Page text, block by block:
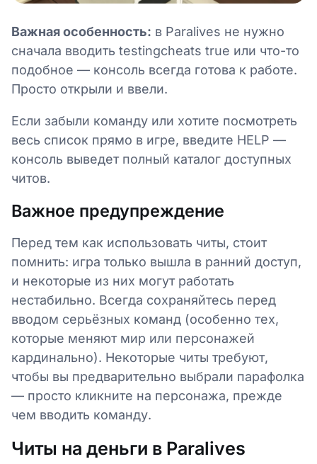
Важная особенность: в Paralives не нужно
сначала вводить testingcheats true или что-то
подобное — консоль всегда готова к работе.
Просто открыли и ввели.
Если забыли команду или хотите посмотреть
весь список прямо в игре, введите HELP —
консоль выведет полный каталог доступных
читов.
Важное предупреждение
Перед тем как использовать читы, стоит
помнить: игра только вышла в ранний доступ,
и некоторые из них могут работать
нестабильно. Всегда сохраняйтесь перед
вводом серьёзных команд (особенно тех,
которые меняют мир или персонажей
кардинально). Некоторые читы требуют,
чтобы вы предварительно выбрали парафолка
— просто кликните на персонажа, прежде
чем вводить команду.
Читы на деньги в Paralives